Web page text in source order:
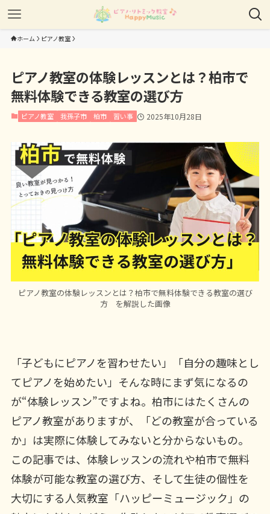
ホーム ピアノ教室
ピアノ教室の体験レッスンとは？柏市で
無料体験できる教室の選び方
ピアノ教室 我孫子市 柏市 習い事 2025年10月28日
ピアノ教室の体験レッスンとは？柏市で無料体験できる教室の選び
方 を解説した画像
「子どもにピアノを習わせたい」「自分の趣味とし
てピアノを始めたい」そんな時にまず気になるの
が“体験レッスン”ですよね。柏市にはたくさんの
ピアノ教室がありますが、「どの教室が合っている
か」は実際に体験してみないと分からないもの。
この記事では、体験レッスンの流れや柏市で無料
体験が可能な教室の選び方、そして生徒の個性を
大切にする人気教室「ハッピーミュージック」の